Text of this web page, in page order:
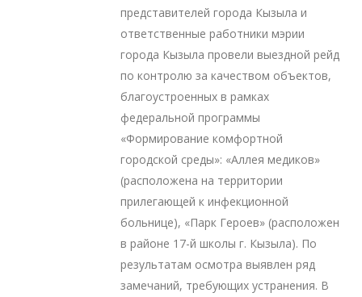
представителей города Кызыла и
ответственные работники мэрии
города Кызыла провели выездной рейд
по контролю за качеством объектов,
благоустроенных в рамках
федеральной программы
«Формирование комфортной
городской среды»: «Аллея медиков»
(расположена на территории
прилегающей к инфекционной
больнице), «Парк Героев» (расположен
в районе 17-й школы г. Кызыла). По
результатам осмотра выявлен ряд
замечаний, требующих устранения. В